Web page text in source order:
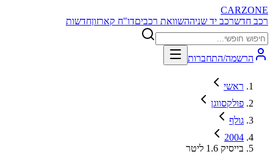
CARZONE
רכב חדשרכב יד שניההשוואת רכביםדו"ח קארזוןחדשות
הרשמה/התחברות
ראשי
פולקסווגן
גולף
2004
בייסיק 1.6 ליטר